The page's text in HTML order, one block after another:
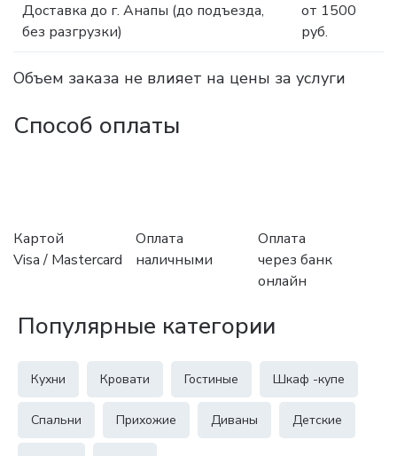
Доставка до г. Анапы (до подъезда,
без разгрузки)
от 1500
руб.
Объем заказа не влияет на цены за услуги
Способ оплаты
Картой
Visa / Mastercard
Оплата
наличными
Оплата
через банк
онлайн
Популярные категории
Кухни Кровати Гостиные Шкаф -купе
Спальни Прихожие Диваны Детские